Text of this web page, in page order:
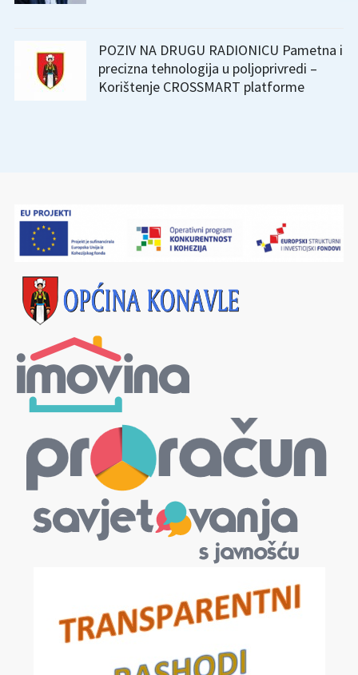
POZIV NA DRUGU RADIONICU Pametna i
precizna tehnologija u poljoprivredi –
Korištenje CROSSMART platforme